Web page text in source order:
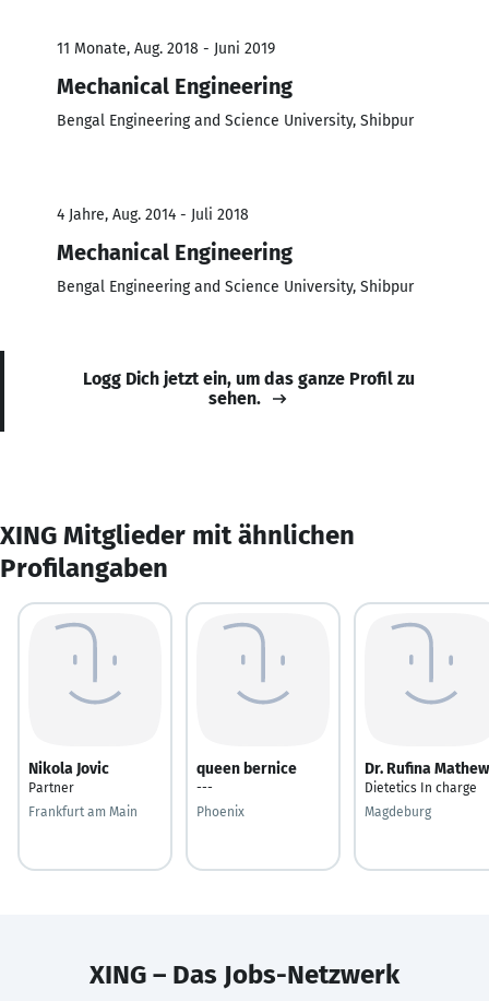
11 Monate, Aug. 2018 - Juni 2019
Mechanical Engineering
Bengal Engineering and Science University, Shibpur
4 Jahre, Aug. 2014 - Juli 2018
Mechanical Engineering
Bengal Engineering and Science University, Shibpur
Logg Dich jetzt ein, um das ganze Profil zu
sehen.
XING Mitglieder mit ähnlichen
Profilangaben
Nikola Jovic
Partner
Frankfurt am Main
queen bernice
---
Phoenix
Dr. Rufina Mathew
Dietetics In charge
Magdeburg
XING – Das Jobs-Netzwerk